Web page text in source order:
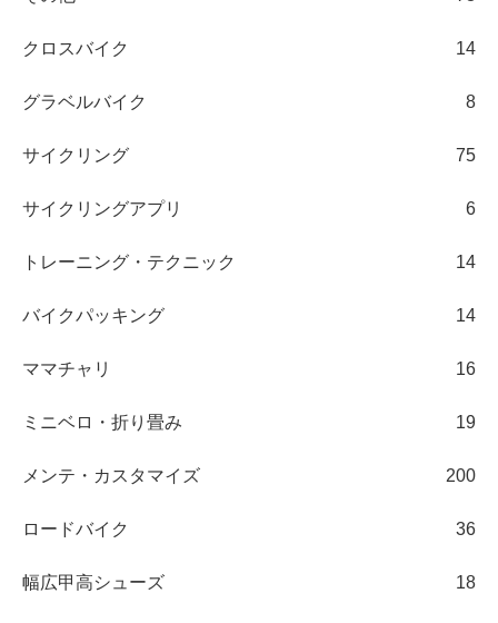
クロスバイク 14
グラベルバイク 8
サイクリング 75
サイクリングアプリ 6
トレーニング・テクニック 14
バイクパッキング 14
ママチャリ 16
ミニベロ・折り畳み 19
メンテ・カスタマイズ 200
ロードバイク 36
幅広甲高シューズ 18